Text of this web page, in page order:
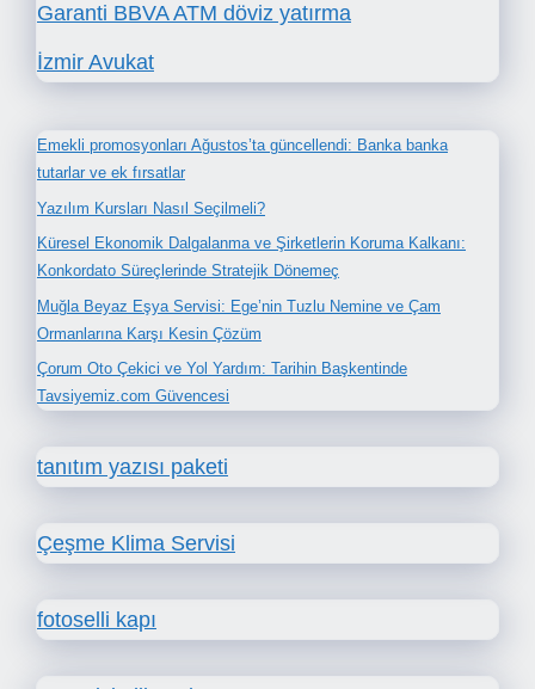
Garanti BBVA ATM döviz yatırma
İzmir Avukat
Emekli promosyonları Ağustos’ta güncellendi: Banka banka
tutarlar ve ek fırsatlar
Yazılım Kursları Nasıl Seçilmeli?
Küresel Ekonomik Dalgalanma ve Şirketlerin Koruma Kalkanı:
Konkordato Süreçlerinde Stratejik Dönemeç
Muğla Beyaz Eşya Servisi: Ege’nin Tuzlu Nemine ve Çam
Ormanlarına Karşı Kesin Çözüm
Çorum Oto Çekici ve Yol Yardım: Tarihin Başkentinde
Tavsiyemiz.com Güvencesi
tanıtım yazısı paketi
Çeşme Klima Servisi
fotoselli kapı